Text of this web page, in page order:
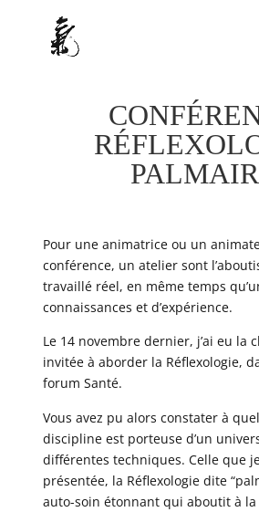
Pour une animatrice ou un
conférence, un atelier sont
travaillé réel, en même temps
connaissances et d’expérience.
Le 14 novembre dernier, j’ai eu la
invitée à aborder la Réflexologie,
forum Santé.
Vous avez pu alors constater à
discipline est porteuse d’un
différentes techniques. Celle que
présentée, la Réflexologie dite
auto-soin étonnant qui aboutit à